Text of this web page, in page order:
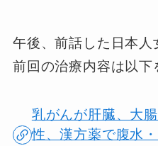
午後、前話した日本人
前回の治療内容は以下
乳がんが肝臓、大
性、漢方薬で腹水